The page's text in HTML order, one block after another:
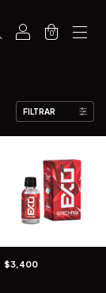
0
FILTRAR
$3,400